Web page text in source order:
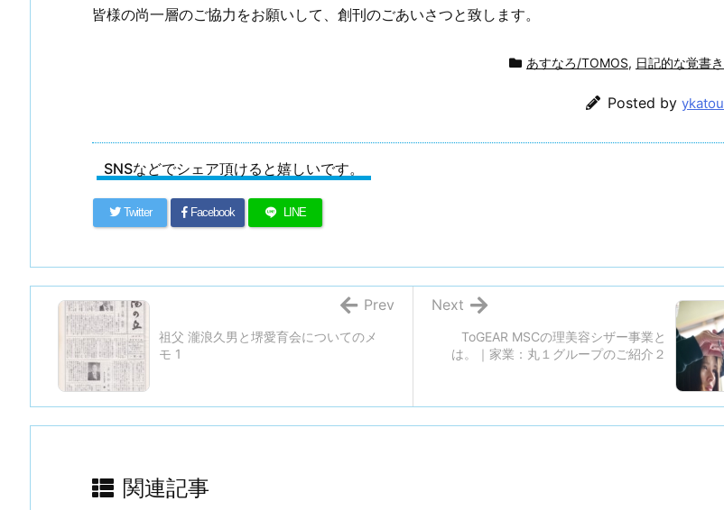
皆様の尚一層のご協力をお願いして、創刊のごあいさつと致します。
あすなろ/TOMOS, 日記的な覚書き
Posted by ykatou
SNSなどでシェア頂けると嬉しいです。
Twitter Facebook LINE
ToGEAR MSCの理美容シザー事業と
は。｜家業：丸１グループのご紹介２
Next
祖父 瀧浪久男と堺愛育会についてのメ
モ 1
Prev
関連記事